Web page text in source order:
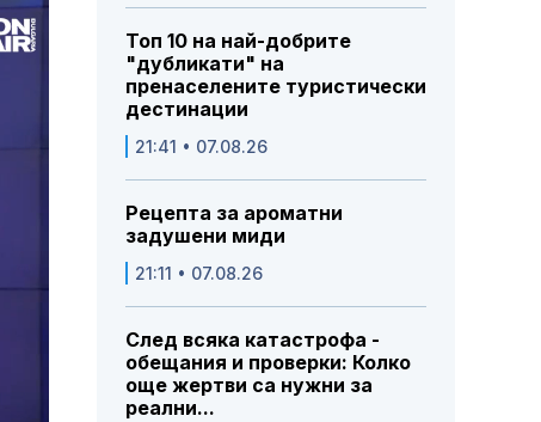
Топ 10 на най-добрите
"дубликати" на
пренаселените туристически
дестинации
21:41 • 07.08.26
Рецепта за ароматни
задушени миди
21:11 • 07.08.26
След всяка катастрофа -
обещания и проверки: Колко
още жертви са нужни за
реални...